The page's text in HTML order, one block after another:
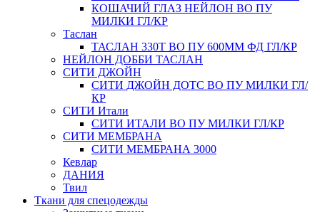
КОШАЧИЙ ГЛАЗ НЕЙЛОН ВО ПУ
МИЛКИ ГЛ/КР
Таслан
ТАСЛАН 330Т ВО ПУ 600ММ ФД ГЛ/КР
НЕЙЛОН ДОББИ ТАСЛАН
СИТИ ДЖОЙН
СИТИ ДЖОЙН ДОТС ВО ПУ МИЛКИ ГЛ/
КР
СИТИ Итали
СИТИ ИТАЛИ ВО ПУ МИЛКИ ГЛ/КР
СИТИ МЕМБРАНА
СИТИ МЕМБРАНА 3000
Кевлар
ДАНИЯ
Твил
Ткани для спецодежды